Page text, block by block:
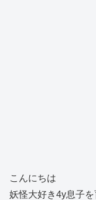
こんにちは
妖怪大好き4y息子